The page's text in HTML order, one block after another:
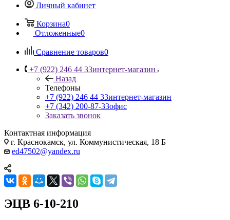
Личный кабинет
Корзина0
Отложенные0
Сравнение товаров0
+7 (922) 246 44 33интернет-магазин
Назад
Телефоны
+7 (922) 246 44 33интернет-магазин
+7 (342) 200-87-33офис
Заказать звонок
Контактная информация
г. Краснокамск, ул. Коммунистическая, 18 Б
ed47502@yandex.ru
ЭЦВ 6-10-210